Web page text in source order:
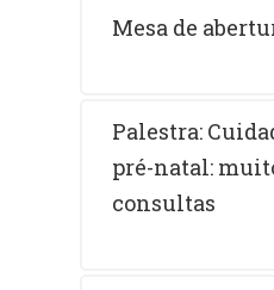
Mesa de
Palestra:
pré-natal:
consultas